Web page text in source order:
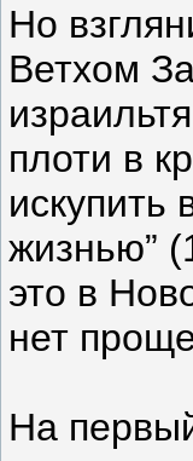
Но
Ветхом
плоти в
искупить
жизнью”
это в
нет
На